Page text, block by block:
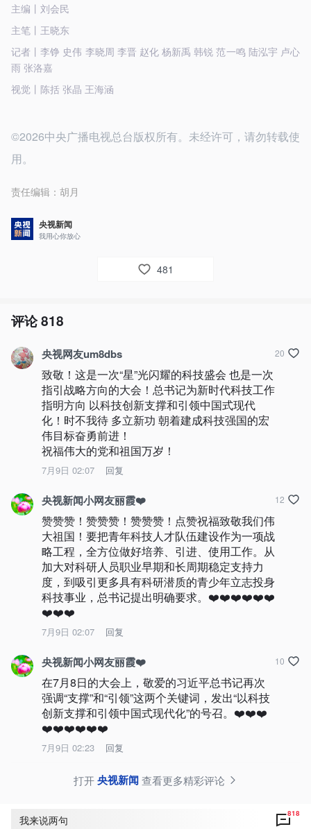
主编丨刘会民
主笔丨王晓东
记者丨李铮 史伟 李晓周 李晋 赵化 杨新禹 韩锐 范一鸣 陆泓宇 卢心
雨 张洛嘉
视觉丨陈括 张晶 王海涵
©2026中央广播电视总台版权所有。未经许可，请勿转载使
用。
责任编辑： 胡月
央视新闻
我用心你放心
481
评论818
央视网友um8dbs
致敬！这是一次“星”光闪耀的科技盛会 也是一次
指引战略方向的大会！总书记为新时代科技工作
指明方向 以科技创新支撑和引领中国式现代
化！时不我待 多立新功 朝着建成科技强国的宏
伟目标奋勇前进！
祝福伟大的党和祖国万岁！
7月9日 02:07 回复
20
央视新闻小网友丽霞❤️
赞赞赞！赞赞赞！赞赞赞！点赞祝福致敬我们伟
大祖国！要把青年科技人才队伍建设作为一项战
略工程，全方位做好培养、引进、使用工作。从
加大对科研人员职业早期和长周期稳定支持力
度，到吸引更多具有科研潜质的青少年立志投身
科技事业，总书记提出明确要求。❤️❤️❤️❤️❤️❤️
❤️❤️❤️
7月9日 02:07 回复
12
央视新闻小网友丽霞❤️
在7月8日的大会上，敬爱的习近平总书记再次
强调“支撑”和“引领”这两个关键词，发出“以科技
创新支撑和引领中国式现代化”的号召。❤️❤️❤️
❤️❤️❤️❤️❤️❤️
7月9日 02:23 回复
10
打开央视新闻查看更多精彩评论
我来说两句 818